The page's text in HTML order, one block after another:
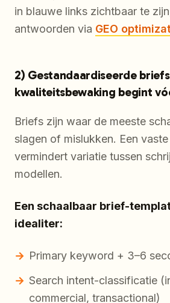
in blauwe links zichtbaar te
antwoorden via GEO
2) Gestandaardiseerde
kwaliteitsbewaking begint
Briefs zijn waar de meeste
slagen of mislukken. Een
vermindert variatie tussen
modellen.
Een schaalbaar brief-
idealiter:
Primary keyword + 3–6
Search intent-classificatie
commercial, transactional)